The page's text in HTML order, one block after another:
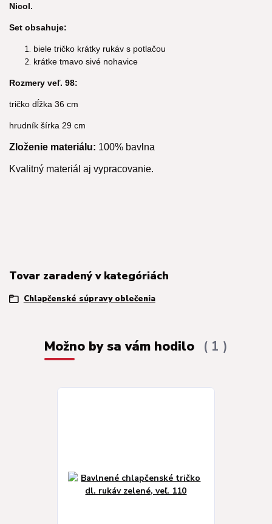
Nicol.
Set obsahuje:
biele tričko krátky rukáv s potlačou
krátke tmavo sivé nohavice
Rozmery veľ. 98:
tričko dĺžka 36 cm
hrudník šírka 29 cm
Zloženie materiálu: 100% bavlna
Kvalitný materiál aj vypracovanie.
Tovar zaradený v kategóriách
Chlapčenské súpravy oblečenia
Možno by sa vám hodilo 1